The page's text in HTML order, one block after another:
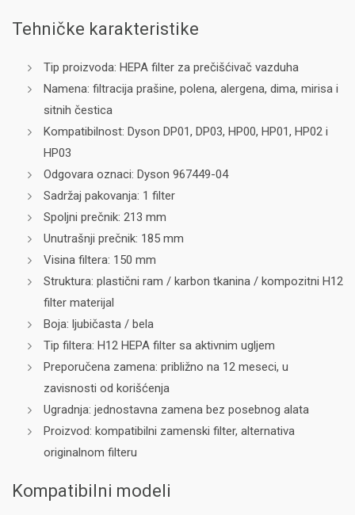
Tehničke karakteristike
Tip proizvoda: HEPA filter za prečišćivač vazduha
Namena: filtracija prašine, polena, alergena, dima, mirisa i
sitnih čestica
Kompatibilnost: Dyson DP01, DP03, HP00, HP01, HP02 i
HP03
Odgovara oznaci: Dyson 967449-04
Sadržaj pakovanja: 1 filter
Spoljni prečnik: 213 mm
Unutrašnji prečnik: 185 mm
Visina filtera: 150 mm
Struktura: plastični ram / karbon tkanina / kompozitni H12
filter materijal
Boja: ljubičasta / bela
Tip filtera: H12 HEPA filter sa aktivnim ugljem
Preporučena zamena: približno na 12 meseci, u
zavisnosti od korišćenja
Ugradnja: jednostavna zamena bez posebnog alata
Proizvod: kompatibilni zamenski filter, alternativa
originalnom filteru
Kompatibilni modeli